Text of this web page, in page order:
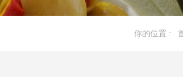
你的位置 :